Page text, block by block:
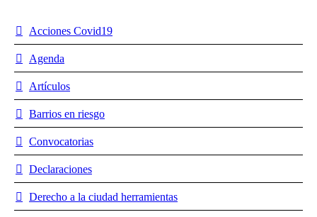
Acciones Covid19
Agenda
Artículos
Barrios en riesgo
Convocatorias
Declaraciones
Derecho a la ciudad herramientas